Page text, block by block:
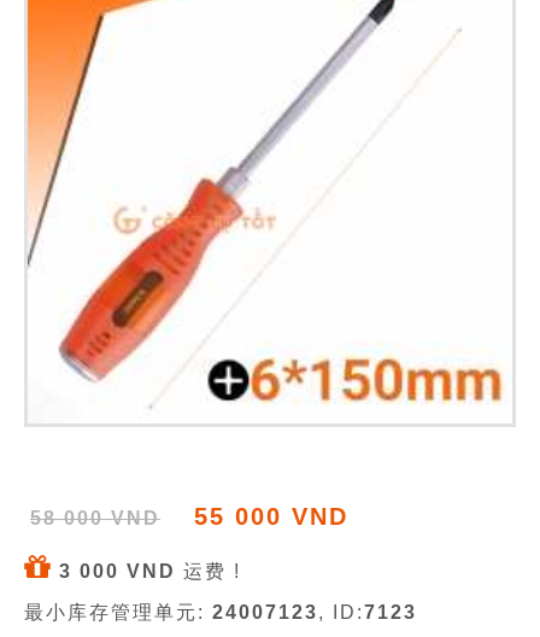
58 000 VND 55 000 VND
3 000 VND 运费 !
最小库存管理单元: 24007123, ID:7123